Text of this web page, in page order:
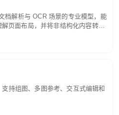
档解析与 OCR 场景的专业模型，能
页面布局，并将非结构化内容转换
构化结果。
持组图、多图参考、交互式编辑和